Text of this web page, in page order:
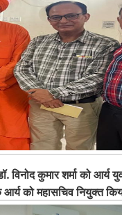
विनोद कुमार शर्मा को आर्य
को महासचिव नियुक्त